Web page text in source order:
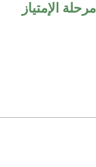
مرحلة الإمتياز